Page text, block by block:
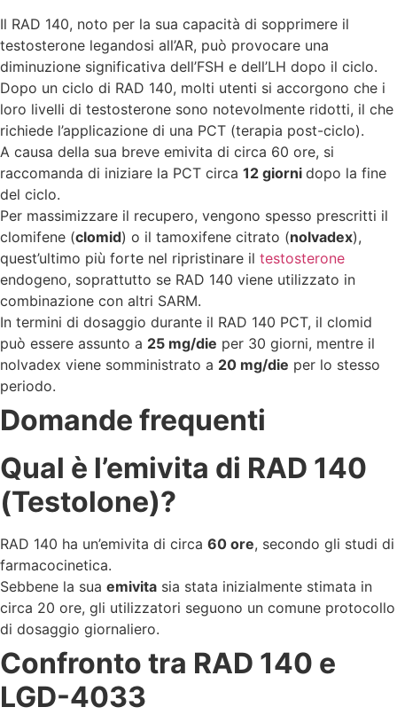
Il RAD 140, noto per la sua capacità di sopprimere il
testosterone legandosi all’AR, può provocare una
diminuzione significativa dell’FSH e dell’LH dopo il ciclo.
Dopo un ciclo di RAD 140, molti utenti si accorgono che i
loro livelli di testosterone sono notevolmente ridotti, il che
richiede l’applicazione di una PCT (terapia post-ciclo).
A causa della sua breve emivita di circa 60 ore, si
raccomanda di iniziare la PCT circa 12 giorni dopo la fine
del ciclo.
Per massimizzare il recupero, vengono spesso prescritti il
clomifene (clomid) o il tamoxifene citrato (nolvadex),
quest’ultimo più forte nel ripristinare il testosterone
endogeno, soprattutto se RAD 140 viene utilizzato in
combinazione con altri SARM.
In termini di dosaggio durante il RAD 140 PCT, il clomid
può essere assunto a 25 mg/die per 30 giorni, mentre il
nolvadex viene somministrato a 20 mg/die per lo stesso
periodo.
Domande frequenti
Qual è l’emivita di RAD 140
(Testolone)?
RAD 140 ha un’emivita di circa 60 ore, secondo gli studi di
farmacocinetica.
Sebbene la sua emivita sia stata inizialmente stimata in
circa 20 ore, gli utilizzatori seguono un comune protocollo
di dosaggio giornaliero.
Confronto tra RAD 140 e
LGD-4033